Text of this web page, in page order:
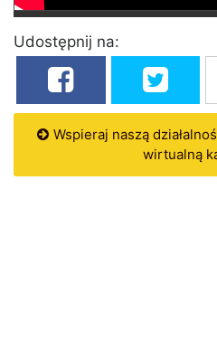
Udostępnij na:
Wspieraj naszą
wirtualną